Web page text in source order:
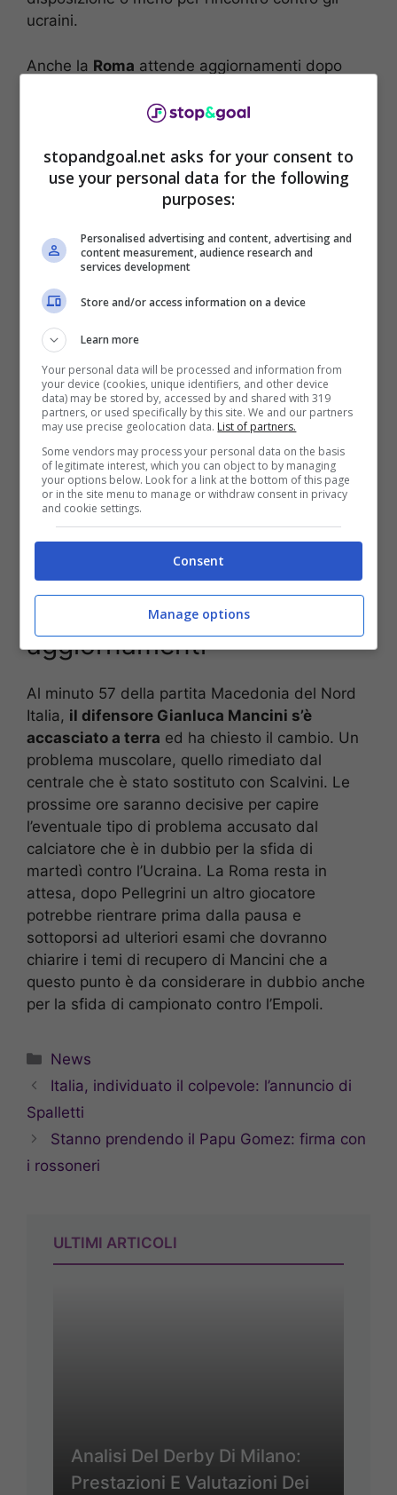
ucraini.
Anche la Roma attende aggiornamenti dopo
che è uscito a causa di un problema muscolare
Macedonia del Nord. Il calciatore ha rimediato
un leggero infortunio, la speranza dei giallorossi
è che il difensore si sia fermato in tempo e
Gianluca Mancini infortunio Italia (La presse Foto) –
stopandgoal.net
Italia: infortunio Mancini, la
Roma è in attesa di
aggiornamenti
Al minuto 57 della partita Macedonia del Nord
Italia, il difensore Gianluca Mancini s’è
accasciato a terra ed ha chiesto il cambio. Un
problema muscolare, quello rimediato dal
centrale che è stato sostituto con Scalvini. Le
prossime ore saranno decisive per capire
l’eventuale tipo di problema accusato dal
calciatore che è in dubbio per la sfida di
martedì contro l’Ucraina. La Roma resta in
attesa, dopo Pellegrini un altro giocatore
potrebbe rientrare prima dalla pausa e
sottoporsi ad ulteriori esami che dovranno
chiarire i temi di recupero di Mancini che a
questo punto è da considerare in dubbio anche
per la sfida di campionato contro l’Empoli.
Categorie
News
Italia, individuato il colpevole: l’annuncio di
Spalletti
Stanno prendendo il Papu Gomez: firma con
i rossoneri
ULTIMI ARTICOLI
Analisi Del Derby Di Milano:
Prestazioni E Valutazioni Dei
stopandgoal.net asks for your consent to
use your personal data for the following
purposes:
Personalised advertising and content, advertising and
content measurement, audience research and
services development
Store and/or access information on a device
Learn more
Your personal data will be processed and information from
your device (cookies, unique identifiers, and other device
data) may be stored by, accessed by and shared with 319
partners, or used specifically by this site. We and our partners
may use precise geolocation data. List of partners.
Some vendors may process your personal data on the basis
of legitimate interest, which you can object to by managing
your options below. Look for a link at the bottom of this page
or in the site menu to manage or withdraw consent in privacy
and cookie settings.
Consent
Manage options